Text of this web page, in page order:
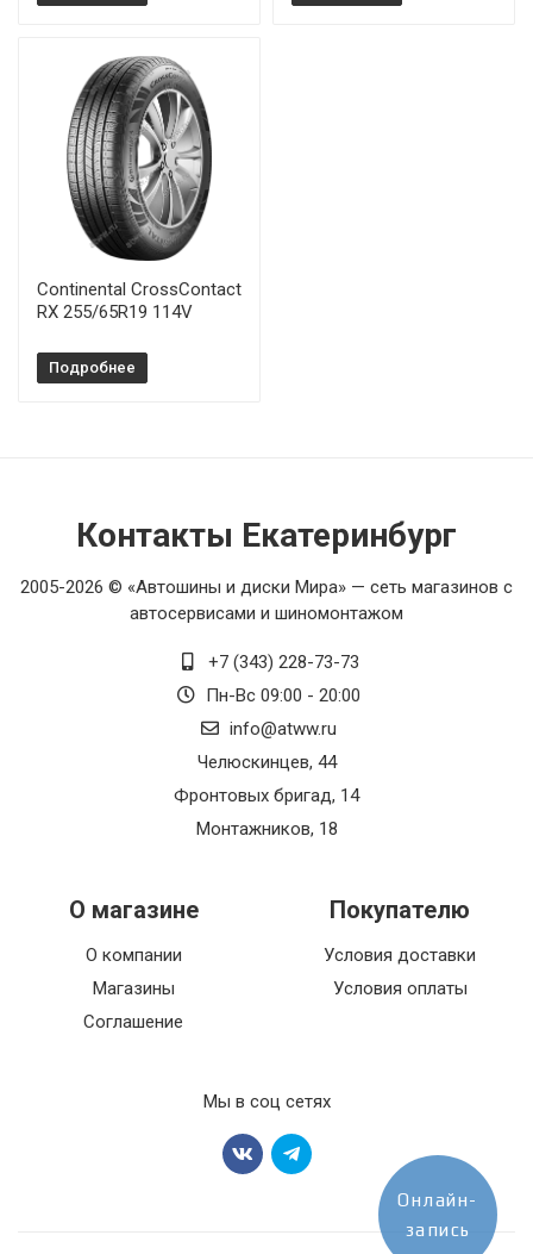
Pirelli Scorpion Zero All Season 285/40R22 110Y
Pirelli Scorpion Zero All Season 285/45R21 113Y
Pirelli Scorpion Zero All Season 315/40R21 115Y
Continental CrossContact
RX 255/65R19 114V
Подробнее
Контакты Екатеринбург
2005-2026 © «Автошины и диски Мира» — сеть магазинов с
автосервисами и шиномонтажом
+7 (343) 228-73-73
Пн-Вс 09:00 - 20:00
info@atww.ru
Челюскинцев, 44
Фронтовых бригад, 14
Монтажников, 18
О магазине
О компании
Магазины
Соглашение
Покупателю
Условия доставки
Условия оплаты
Мы в соц сетях
Онлайн-
запись